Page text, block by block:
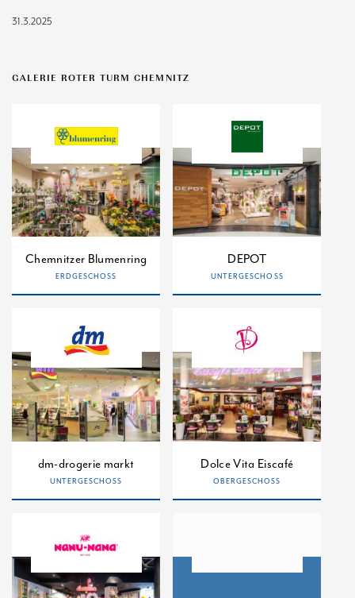
31.3.2025
GALERIE ROTER TURM CHEMNITZ
Chemnitzer Blumenring
ERDGESCHOSS
DEPOT
UNTERGESCHOSS
dm-drogerie markt
UNTERGESCHOSS
Dolce Vita Eiscafé
OBERGESCHOSS